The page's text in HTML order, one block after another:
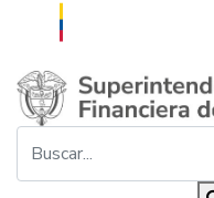
Saltar al contenido principal